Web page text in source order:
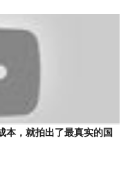
本，就拍出了最真实的国